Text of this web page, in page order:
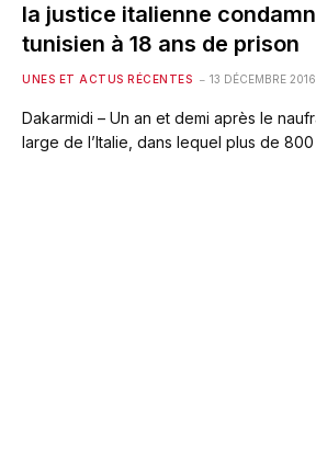
la justice italienne
tunisien à 18 ans de prison
UNES ET ACTUS RÉCENTES 13 DÉCEMBRE 2016
Dakarmidi – Un an et demi après le
large de l’Italie, dans lequel plus de